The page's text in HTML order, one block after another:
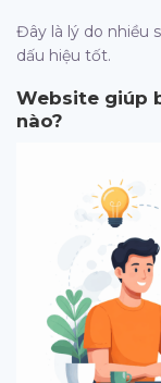
Đây là lý do nhiều
dấu hiệu tốt.
Website giúp
nào?